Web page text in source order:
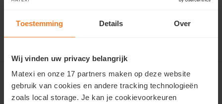
Toestemming Details Over
Wij vinden uw privacy belangrijk
Matexi en onze 17 partners maken op deze website
gebruik van cookies en andere tracking technologieën
zoals local storage. Je kan je cookievoorkeuren
Ons aanbod